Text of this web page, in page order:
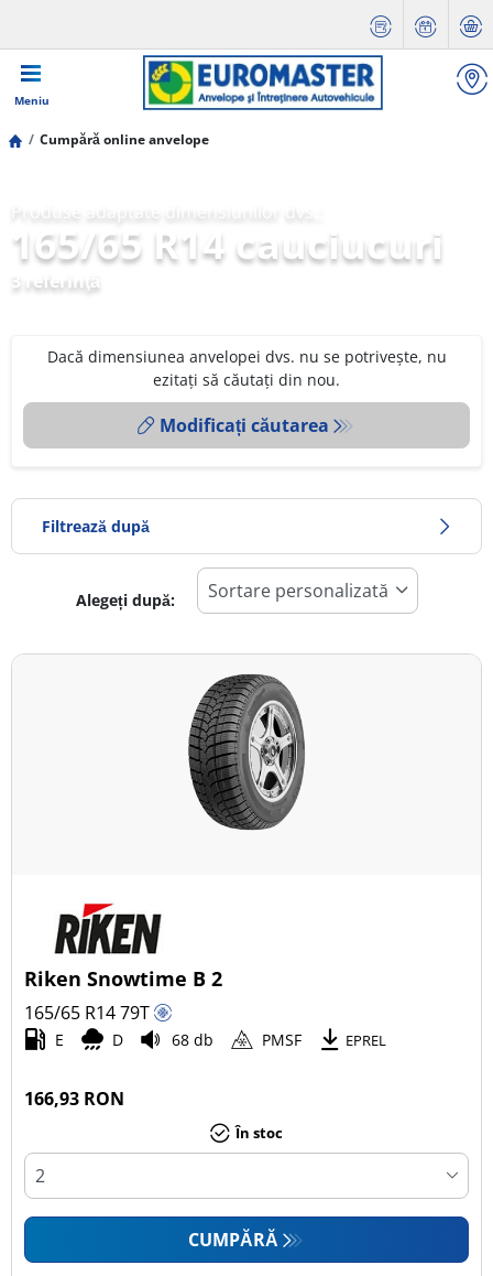
Meniu
Cumpără online anvelope
165/65 R14 cauciucuri
3 referinţă
Dacă dimensiunea anvelopei dvs. nu se potrivește, nu
ezitați să căutați din nou.
Modificați căutarea
Filtrează după
Toate tipurile (3)
Tip autovehicul
Toate tipurile (3)
Autoturism (3)
SUV (0)
Camionetă (0)
Rulotă autopropulsată (0)
Alegeți după:
Riken Snowtime B 2
165/65 R1479T
E D 68 db PMSF EPREL
166,93 RON
În stoc
CUMPĂRĂ